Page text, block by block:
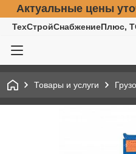
Актуальные цены
ТехСтройСнабжениеПлюс,
Товары и услуги